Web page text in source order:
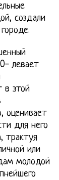
создали
левает
в этой
оценивает
для него
трактуя
или
молодой